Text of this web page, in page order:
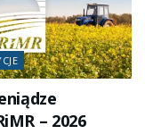
– 2026